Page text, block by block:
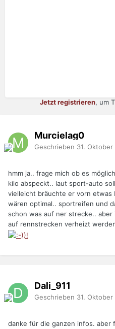
Jetzt registrieren, um
Murcielag0
Geschrieben 31. Oktober
hmm ja.. frage mich ob es
kilo abspeckt.. laut sport-auto
vielleicht bräuchte er vorn
wären optimal.. sportreifen und
schon was auf ner strecke..
auf rennstrecken verheizt
Dali_911
Geschrieben 31. Oktober
danke für die ganzen infos. aber